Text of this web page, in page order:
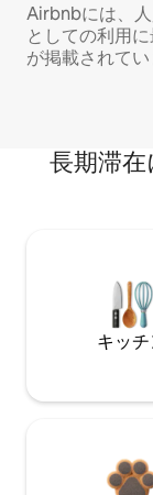
Airbnbには、
としての利用
が掲載されてい
長期滞
キッ